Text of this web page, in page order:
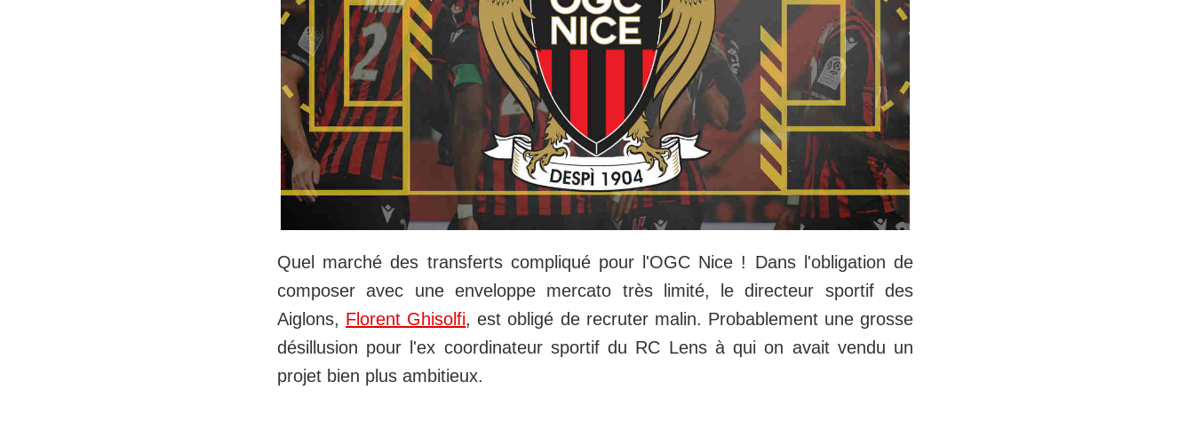
Quel marché des transferts compliqué pour l'OGC Nice ! Dans l'obligation de
composer avec une enveloppe mercato très limité, le directeur sportif des
Aiglons, Florent Ghisolfi, est obligé de recruter malin. Probablement une grosse
désillusion pour l'ex coordinateur sportif du RC Lens à qui on avait vendu un
projet bien plus ambitieux.